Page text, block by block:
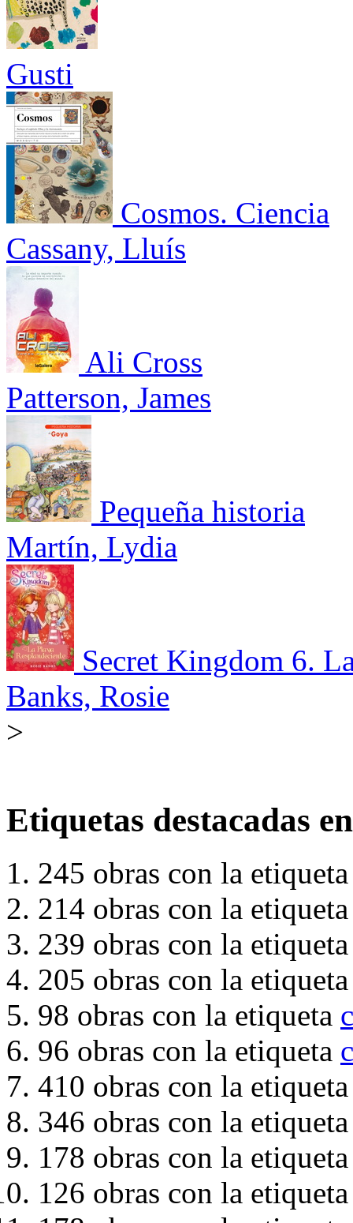
Gusti
Cosmos. Ciencia
Cassany, Lluís
Ali Cross
Patterson, James
Pequeña historia
Martín, Lydia
Secret Kingdom 6.
Banks, Rosie
>
Etiquetas destacadas
245 obras con la
214 obras con la
239 obras con la
205 obras con la
98 obras con la etiqueta
96 obras con la etiqueta
410 obras con la
346 obras con la
178 obras con la
126 obras con la